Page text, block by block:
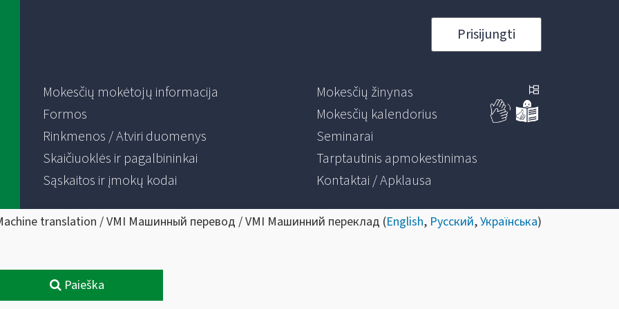
Prisijungti
Mokesčių mokėtojų informacija
Formos
Rinkmenos / Atviri duomenys
Skaičiuoklės ir pagalbininkai
Sąskaitos ir įmokų kodai
Mokesčių žinynas
Mokesčių kalendorius
Seminarai
Tarptautinis apmokestinimas
Kontaktai / Apklausa
translation / VMI Машинный перевод / VMI Машинний переклад (English, Русский,Українська)
Paieška